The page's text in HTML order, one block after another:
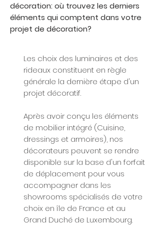
décoration: où trouvez les derniers
éléments qui comptent dans votre
projet de décoration?​
Les choix des luminaires et des
rideaux constituent en règle
générale la dernière étape d'un
projet décoratif.
Après avoir conçu les éléments
de mobilier intégré (Cuisine,
dressings et armoires), nos
décorateurs peuvent se rendre
disponible sur la base d'un forfait
de déplacement pour vous
accompagner dans les
showrooms spécialisés de votre
choix en île de France et au
Grand Duché de Luxembourg.